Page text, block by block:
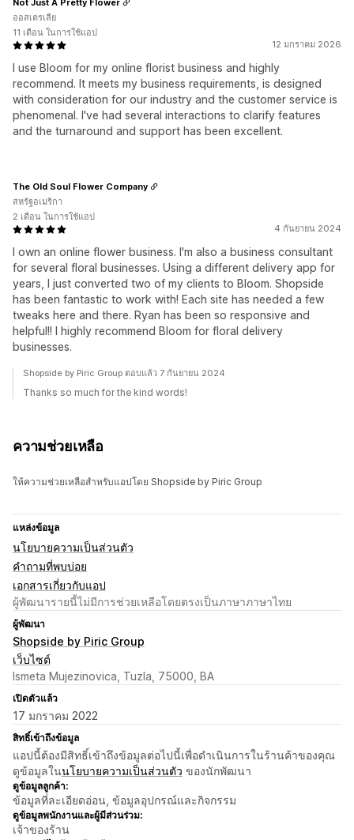
12 มกราคม 2026
I use Bloom for my online florist business and highly
recommend. It meets my business requirements, is designed
with consideration for our industry and the customer service is
phenomenal. I've had several interactions to clarify features
and the turnaround and support has been excellent.
Not Just A Pretty Flower
ออสเตรเลีย
11 เดือน ในการใช้แอป
4 กันยายน 2024
I own an online flower business. I'm also a business consultant
for several floral businesses. Using a different delivery app for
years, I just converted two of my clients to Bloom. Shopside
has been fantastic to work with! Each site has needed a few
tweaks here and there. Ryan has been so responsive and
helpful!! I highly recommend Bloom for floral delivery
businesses.
The Old Soul Flower Company
สหรัฐอเมริกา
2 เดือน ในการใช้แอป
Shopside by Piric Group ตอบแล้ว 7 กันยายน 2024
Thanks so much for the kind words!
ความช่วยเหลือ
ให้ความช่วยเหลือสำหรับแอปโดย Shopside by Piric Group
แหล่งข้อมูล
นโยบายความเป็นส่วนตัว
คำถามที่พบบ่อย
เอกสารเกี่ยวกับแอป
ผู้พัฒนารายนี้ไม่มีการช่วยเหลือโดยตรงเป็นภาษาภาษาไทย
ผู้พัฒนา
Shopside by Piric Group
เว็บไซต์
Ismeta Mujezinovica, Tuzla, 75000, BA
เปิดตัวแล้ว
17 มกราคม 2022
สิทธิ์เข้าถึงข้อมูล
แอปนี้ต้องมีสิทธิ์เข้าถึงข้อมูลต่อไปนี้เพื่อดำเนินการในร้านค้าของคุณ
ดูข้อมูลในนโยบายความเป็นส่วนตัว ของนักพัฒนา
ดูข้อมูลลูกค้า:
ข้อมูลที่ละเอียดอ่อน, ข้อมูลอุปกรณ์และกิจกรรม
ดูข้อมูลพนักงานและผู้มีส่วนร่วม:
เจ้าของร้าน